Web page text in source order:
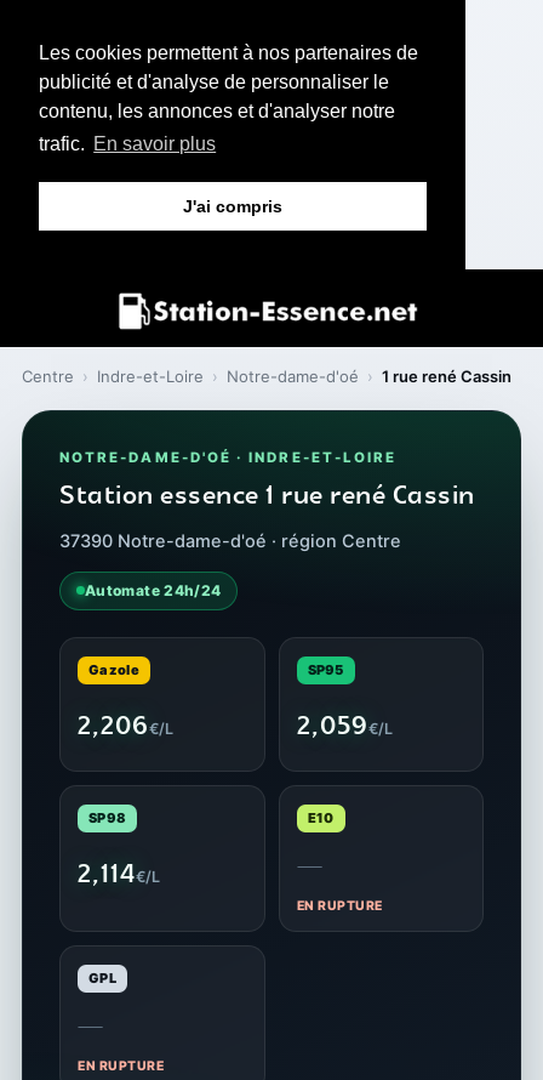
Les cookies permettent à nos partenaires de
publicité et d'analyse de personnaliser le
contenu, les annonces et d'analyser notre
trafic. En savoir plus
J'ai compris
Centre › Indre-et-Loire › Notre-dame-d'oé › 1 rue rené Cassin
NOTRE-DAME-D'OÉ · INDRE-ET-LOIRE
Station essence 1 rue rené Cassin
37390 Notre-dame-d'oé · région Centre
Automate 24h/24
Gazole
2,206€/L
SP95
2,059€/L
SP98
2,114€/L
E10
—
EN RUPTURE
GPL
—
EN RUPTURE